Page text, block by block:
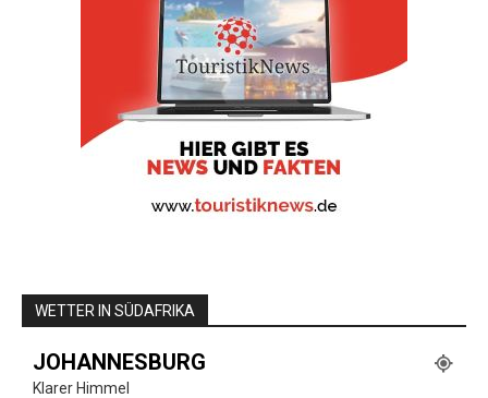
WETTER IN SÜDAFRIKA
JOHANNESBURG
Klarer Himmel